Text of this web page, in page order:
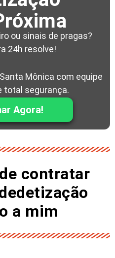
ou sinais de pragas?
24h resolve!
Mônica com equipe
total segurança.
Agora!
contratar
a mim